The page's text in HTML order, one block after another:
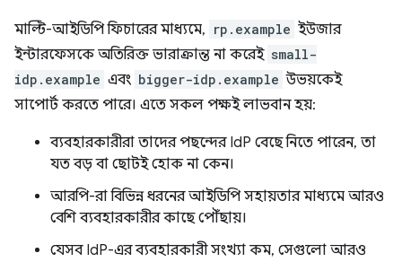
মাল্টি-আইডিপি ফিচারের মাধ্যমে, rp.example ইউজার
ইন্টারফেসকে অতিরিক্ত ভারাক্রান্ত না করেই small-
idp.example এবং bigger-idp.example উভয়কেই
সাপোর্ট করতে পারে। এতে সকল পক্ষই লাভবান হয়:
ব্যবহারকারীরা তাদের পছন্দের IdP বেছে নিতে পারেন, তা
যত বড় বা ছোটই হোক না কেন।
আরপি-রা বিভিন্ন ধরনের আইডিপি সহায়তার মাধ্যমে আরও
বেশি ব্যবহারকারীর কাছে পৌঁছায়।
যেসব IdP-এর ব্যবহারকারী সংখ্যা কম, সেগুলো আরও